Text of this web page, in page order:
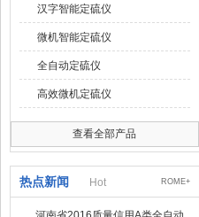
汉字智能定硫仪
微机智能定硫仪
全自动定硫仪
高效微机定硫仪
查看全部产品
热点新闻 Hot ROME+